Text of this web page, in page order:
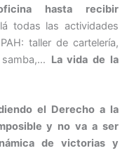
hasta recibir
todas las actividades
taller de cartelería,
La vida de la
el Derecho a la
y no va a ser
de victorias y